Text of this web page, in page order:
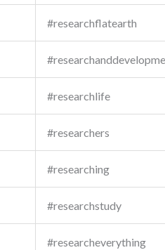
#researchflatearth
#researchlife
#researchers
#researching
#researchstudy
#researcheverything